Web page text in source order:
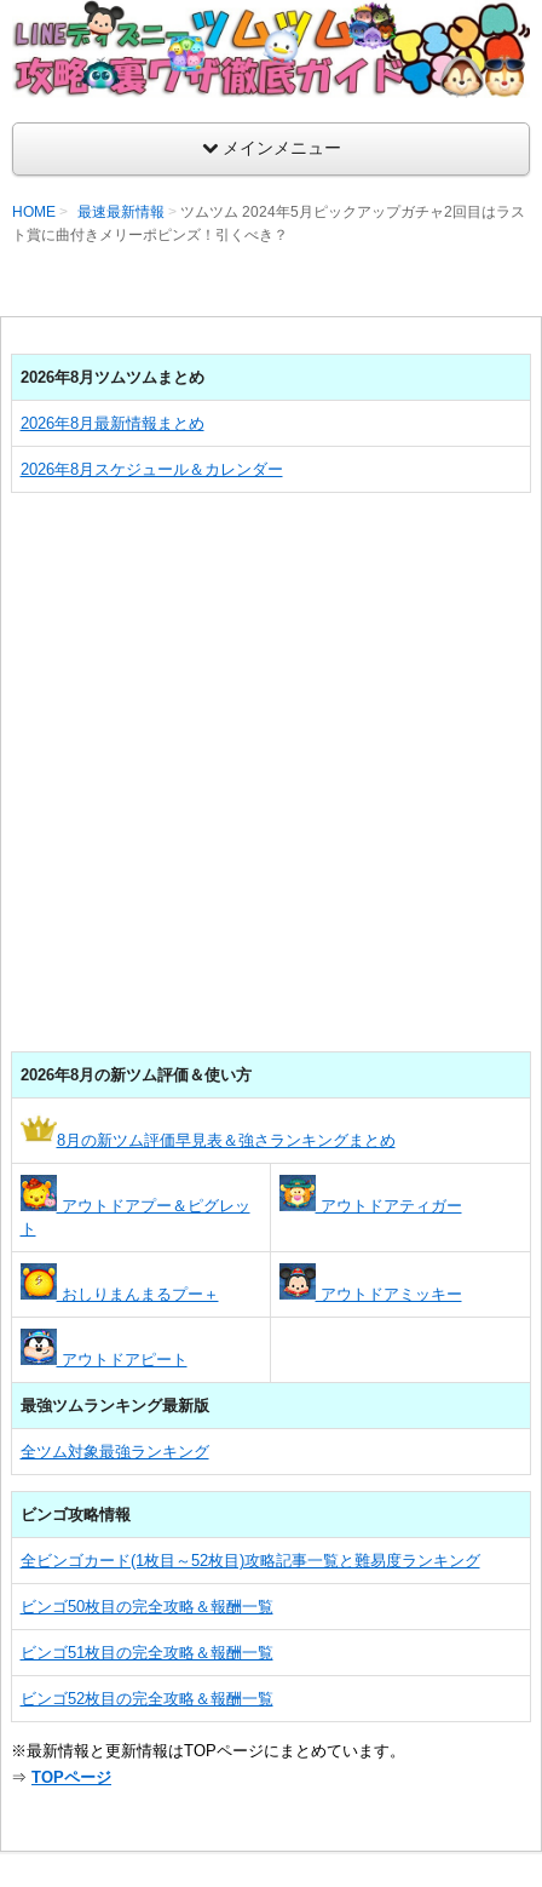
LINEディズニー ツムツム攻略・裏ワザ徹底
支持率No1！痒いところに手が届くツムツム攻略サイト！新ツ
ラ評価も丁寧に解説！ツムツムを120％楽しめるサイトを目指し
メインメニュー
HOME 最速最新情報
ツムツム 2024年5月ピックアップガチャ2回目はラス
ト賞に曲付きメリーポピンズ！引くべき？
2026年8月ツムツムまとめ
2026年8月最新情報まとめ
2026年8月スケジュール＆カレンダー
2026年8月の新ツム評価＆使い方
8月の新ツム評価早見表＆強さランキングまとめ
アウトドアプー＆ピグレッ
ト
アウトドアティガー
おしりまんまるプー＋ アウトドアミッキー
アウトドアピート
最強ツムランキング最新版
全ツム対象最強ランキング
ビンゴ攻略情報
全ビンゴカード(1枚目～52枚目)攻略記事一覧と難易度ランキング
ビンゴ50枚目の完全攻略＆報酬一覧
ビンゴ51枚目の完全攻略＆報酬一覧
ビンゴ52枚目の完全攻略＆報酬一覧
※最新情報と更新情報はTOPページにまとめています。
⇒ TOPページ